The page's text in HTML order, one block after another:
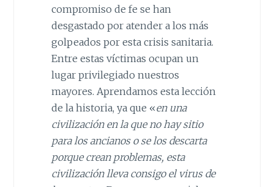
compromiso de fe se han
desgastado por atender a los más
golpeados por esta crisis sanitaria.
Entre estas víctimas ocupan un
lugar privilegiado nuestros
mayores. Aprendamos esta lección
de la historia, ya que «en una
civilización en la que no hay sitio
para los ancianos o se los descarta
porque crean problemas, esta
civilización lleva consigo el virus de